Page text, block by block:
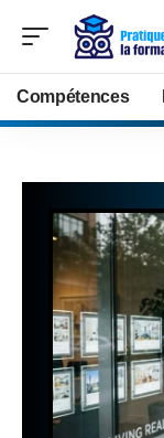
Compétences